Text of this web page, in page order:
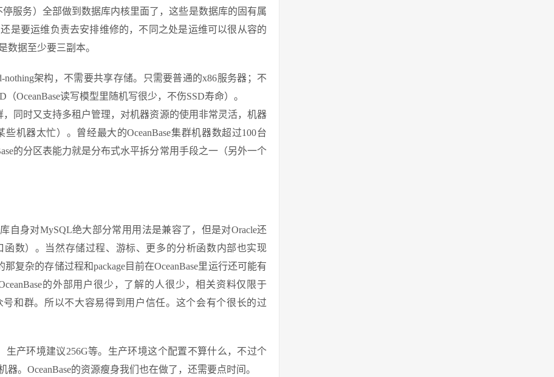
服务）全部做到数据库内核里面了，这些是数据库的固有属
是要运维负责去安排维修的，不同之处是运维可以很从容的
数据至少要三副本。
nothing架构，不需要共享存储。只需要普通的x86服务器；不
OceanBase读写模型里随机写很少，不伤SSD寿命）。
，同时又支持多租户管理，对机器资源的使用非常灵活，机器
机器太忙）。曾经最大的OceanBase集群机器数超过100台
的分区表能力就是分布式水平拆分常用手段之一（另外一个
自身对MySQL绝大部分常用用法是兼容了，但是对Oracle还
数）。当然存储过程、游标、更多的分析函数内部也实现
复杂的存储过程和package目前在OceanBase里运行还可能有
的外部用户很少，了解的人很少，相关资料仅限于
号和群。所以不大容易得到用户信任。这个会有个很长的过
生产环境建议256G等。生产环境这个配置不算什么，不过个
。OceanBase的资源瘦身我们也在做了，还需要点时间。